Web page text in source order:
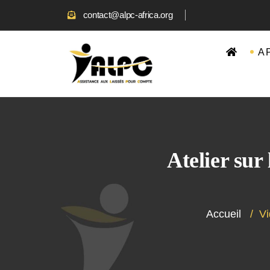
contact@alpc-africa.org
A
Atelier sur
Accueil /